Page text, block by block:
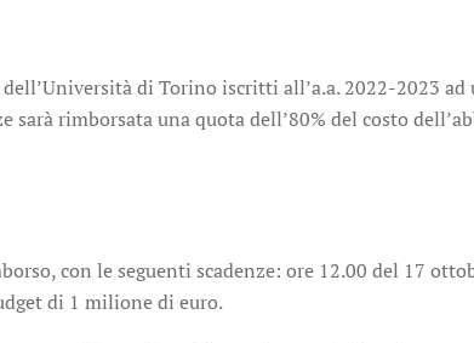
di Torino iscritti all’a.a. 2022-2023
sarà rimborsata una quota dell’80% del costo
con le seguenti scadenze: ore 12.00 del 17
di 1 milione di euro.